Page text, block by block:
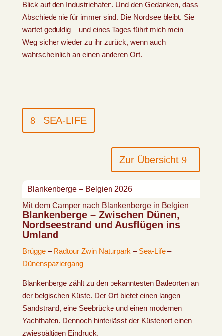
Blick auf den Industriehafen. Und den Gedanken, dass
Abschiede nie für immer sind. Die Nordsee bleibt. Sie
wartet geduldig – und eines Tages führt mich mein
Weg sicher wieder zu ihr zurück, wenn auch
wahrscheinlich an einen anderen Ort.
SEA-LIFE
Zur Übersicht
Blankenberge – Belgien 2026
Mit dem Camper nach Blankenberge in Belgien
Blankenberge – Zwischen Dünen,
Nordseestrand und Ausflügen ins
Umland
Brügge– Radtour Zwin Naturpark – Sea-Life–
Dünenspaziergang
Blankenberge zählt zu den bekanntesten Badeorten an
der belgischen Küste. Der Ort bietet einen langen
Sandstrand, eine Seebrücke und einen modernen
Yachthafen. Dennoch hinterlässt der Küstenort einen
zwiespältigen Eindruck.